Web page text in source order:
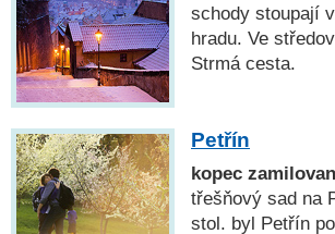
schody stoupají
hradu. Ve
Strmá cesta.
Petřín
kopec
třešňový sad na
stol. byl Petřín